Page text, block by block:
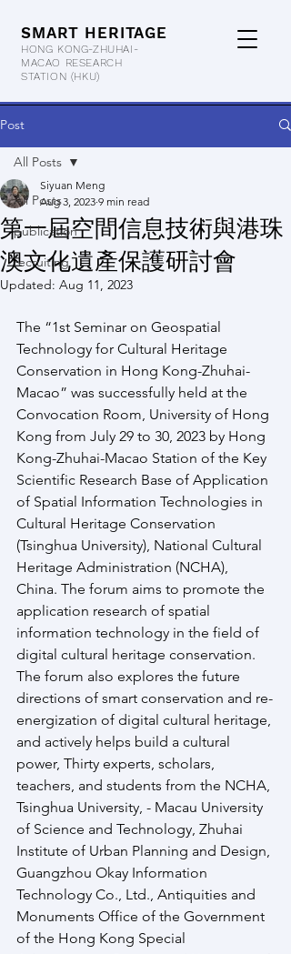
SMART HERITAGE
HONG KONG-ZHUHAI-
MACAO RESEARCH
STATION (HKU)
Post
All Posts
publication
recruiting
All Posts
第一屆空間信息技術與港珠
澳文化遺產保護研討會
Siyuan Meng
Aug 3, 2023 9 min read
Updated: Aug 11, 2023
The “1st Seminar on Geospatial
Technology for Cultural Heritage
Conservation in Hong Kong-Zhuhai-
Macao” was successfully held at the
Convocation Room, University of Hong
Kong from July 29 to 30, 2023 by Hong
Kong-Zhuhai-Macao Station of the Key
Scientific Research Base of Application
of Spatial Information Technologies in
Cultural Heritage Conservation
(Tsinghua University), National Cultural
Heritage Administration (NCHA),
China. The forum aims to promote the
application research of spatial
information technology in the field of
digital cultural heritage conservation.
The forum also explores the future
directions of smart conservation and re-
energization of digital cultural heritage,
and actively helps build a cultural
power, Thirty experts, scholars,
teachers, and students from the NCHA,
Tsinghua University, - Macau University
of Science and Technology, Zhuhai
Institute of Urban Planning and Design,
Guangzhou Okay Information
Technology Co., Ltd., Antiquities and
Monuments Office of the Government
of the Hong Kong Special